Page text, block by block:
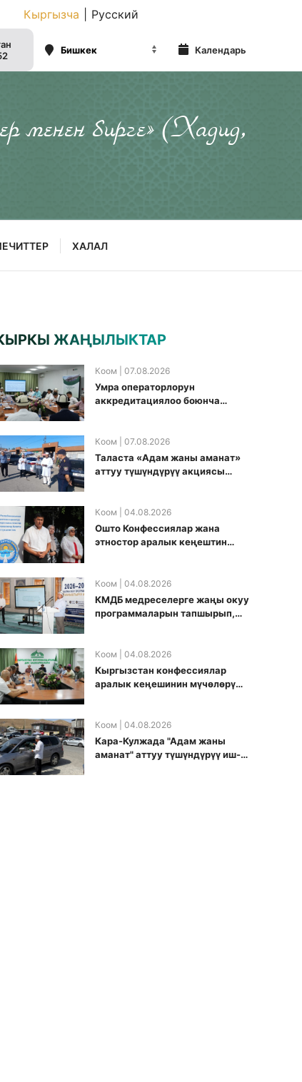
Кыргызча Русский
Календарь
менен бирге» (Хадид,
ХАЛАЛ
ЖАҢЫЛЫКТАР
Коом | 07.08.2026
Умра операторлорун
аккредитациялоо боюнча
Коом | 07.08.2026
Таласта «Адам жаны аманат»
аттуу түшүндүрүү акциясы
Коом | 04.08.2026
Ошто Конфессиялар жана
этностор аралык кеңештин
Коом | 04.08.2026
КМДБ медреселерге жаңы окуу
программаларын тапшырып,
киргизди
Коом | 04.08.2026
Кыргызстан конфессиялар
аралык кеӊешинин мүчөлөрү
Коом | 04.08.2026
Кара-Кулжада "Адам жаны
аманат" аттуу түшүндүрүү иш-